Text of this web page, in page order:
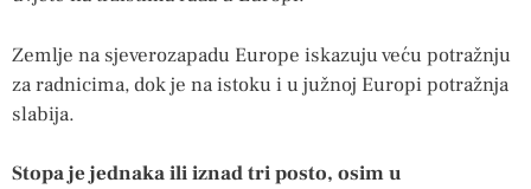
Zemlje na sjeverozapadu Europe iskazuju veću potražnju
za radnicima, dok je na istoku i u južnoj Europi potražnja
slabija.
Stopa je jednaka ili iznad tri posto, osim u